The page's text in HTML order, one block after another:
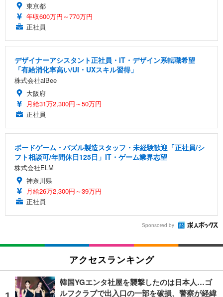
東京都
年収600万円～770万円
正社員
デザイナーアシスタント正社員・IT・デザイン系転職希望
「有給消化率高い/UI・UXスキル習得」
株式会社alBee
大阪府
月給31万2,300円～50万円
正社員
ボードゲーム・パズル製造スタッフ・未経験歓迎「正社員/シ
フト相談可/年間休日125日」IT・ゲーム業界志望
株式会社ELM
神奈川県
月給26万2,300円～39万円
正社員
Sponsored by
アクセスランキング
韓国YGエンタ社屋を襲撃したのは日本人…ゴ
ルフクラブで出入口の一部を破損、警察が経緯